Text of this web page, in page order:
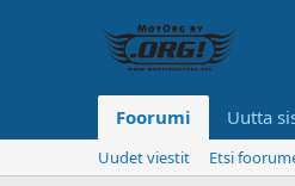
Foorumi Uutta
Uudet viestit Etsi